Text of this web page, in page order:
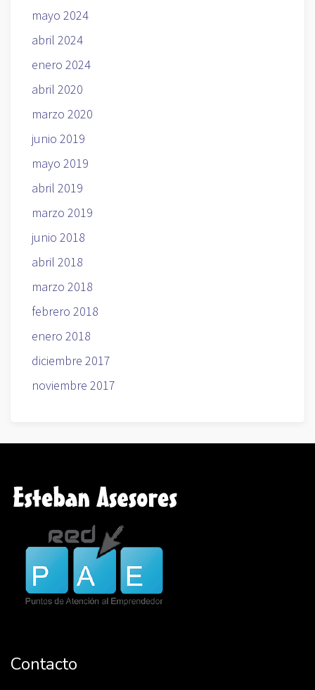
mayo 2024
abril 2024
enero 2024
abril 2020
marzo 2020
junio 2019
mayo 2019
abril 2019
marzo 2019
junio 2018
abril 2018
marzo 2018
febrero 2018
enero 2018
diciembre 2017
noviembre 2017
Contacto